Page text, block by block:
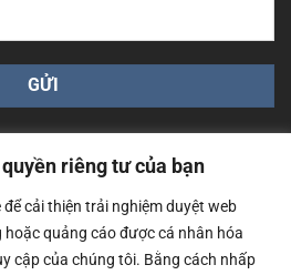
riêng tư của bạn
cải thiện trải nghiệm duyệt web
hoặc quảng cáo được cá nhân hóa
cập của chúng tôi. Bằng cách nhấp
Xương - Số ĐKKD: 0108783483
Sở Kế Hoạch và Đầu Tư Tp. Hà